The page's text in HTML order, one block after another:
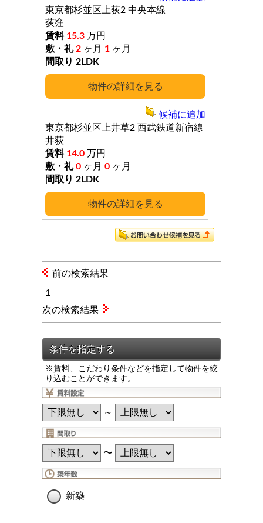
詳細
東京都杉並区上荻2 中央本線
荻窪
15.3 万円
2 ヶ月 1 ヶ月
2LDK
詳細
東京都杉並区上井草2 西武鉄道新宿線
井荻
14.0 万円
0 ヶ月 0 ヶ月
2LDK
候補に追加
前の検索結果
1
※賃料、こだわり条件などを指定して物件を絞
り込むことができます。
～
〜
新築